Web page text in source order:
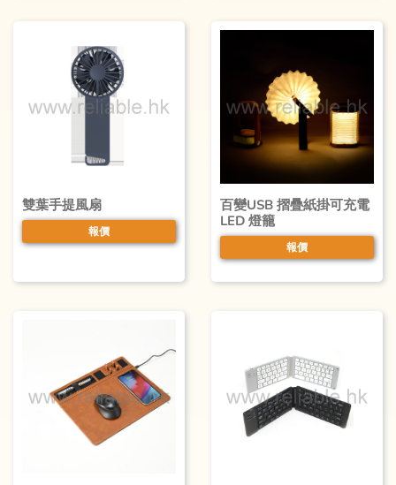
雙葉手提風扇
報價
百變USB 摺疊紙掛可充電
LED 燈籠
報價